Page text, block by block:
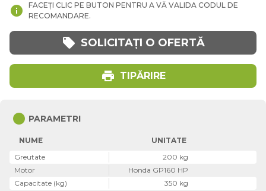
info
FACEȚI CLIC PE BUTON PENTRU A VĂ VALIDA CODUL DE
RECOMANDARE.
local_offer SOLICITAȚI O OFERTĂ
print TIPĂRIRE
circle PARAMETRI
NUME
UNITATE
Greutate
200 kg
Motor
Honda GP160 HP
Capacitate (kg)
350 kg